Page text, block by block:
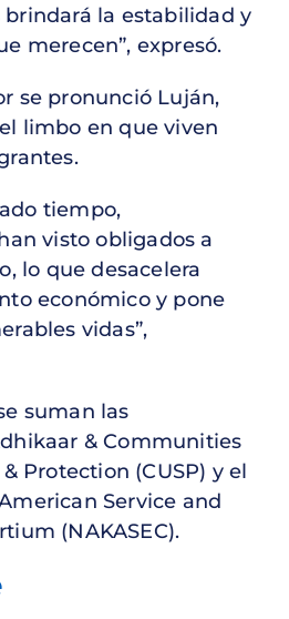
la estabilidad y
merecen”, expresó.
se pronunció Luján,
limbo en que viven
tiempo,
visto obligados a
lo que desacelera
económico y pone
vidas”,
suman las
& Communities
Protection (CUSP) y el
Service and
(NAKASEC).